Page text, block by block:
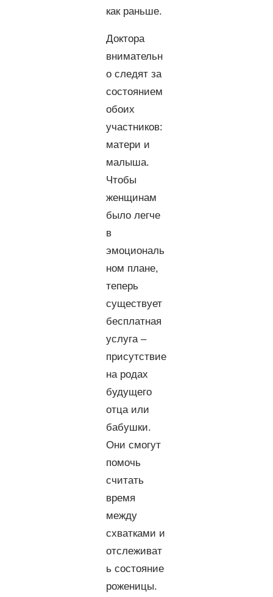
как раньше.
Доктора
внимательн
о следят за
состоянием
обоих
участников:
матери и
малыша.
Чтобы
женщинам
было легче
в
эмоциональ
ном плане,
теперь
существует
бесплатная
услуга –
присутствие
на родах
будущего
отца или
бабушки.
Они смогут
помочь
считать
время
между
схватками и
отслеживат
ь состояние
роженицы.